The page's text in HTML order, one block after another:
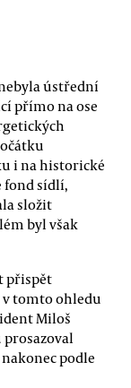
ústřední
přímo na ose
i na historické
fond sídlí,
složit
byl však
přispět
v tomto ohledu
Miloš
podle